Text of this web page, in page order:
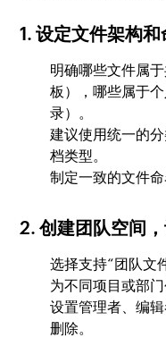
1. 设定文件架构和
明确哪些文件属
板），哪些属于
录）。
建议使用统一的
档类型。
制定一致的文件
2. 创建团队空间
选择支持“团队文
为不同项目或部门
设置管理者、编
删除。